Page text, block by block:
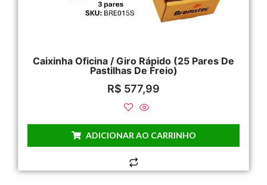
Caixinha Oficina / Giro Rápido (25 Pares De
Pastilhas De Freio)
R$ 577,99
ADICIONAR AO CARRINHO